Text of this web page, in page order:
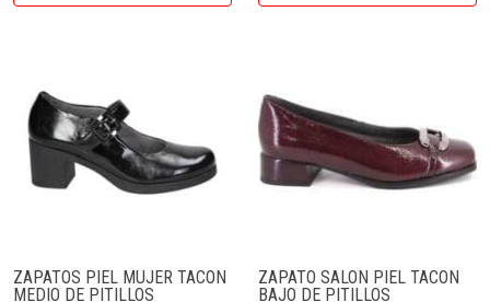
ZAPATOS PIEL MUJER TACON
MEDIO DE PITILLOS
ZAPATO SALON PIEL TACON
BAJO DE PITILLOS